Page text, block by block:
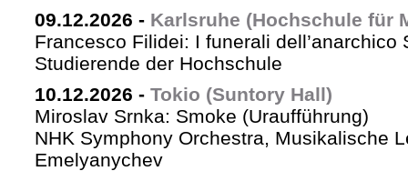
09.12.2026 - Karlsruhe (Hochschule für
Francesco Filidei: I funerali dell’anarchico
Studierende der Hochschule
10.12.2026 - Tokio (Suntory Hall)
Miroslav Srnka: Smoke (Uraufführung)
NHK Symphony Orchestra, Musikalische
Emelyanychev